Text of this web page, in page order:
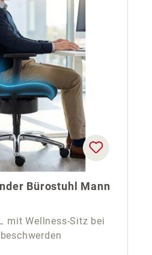
Bürostuhl Mann
mit Wellness-Sitz bei